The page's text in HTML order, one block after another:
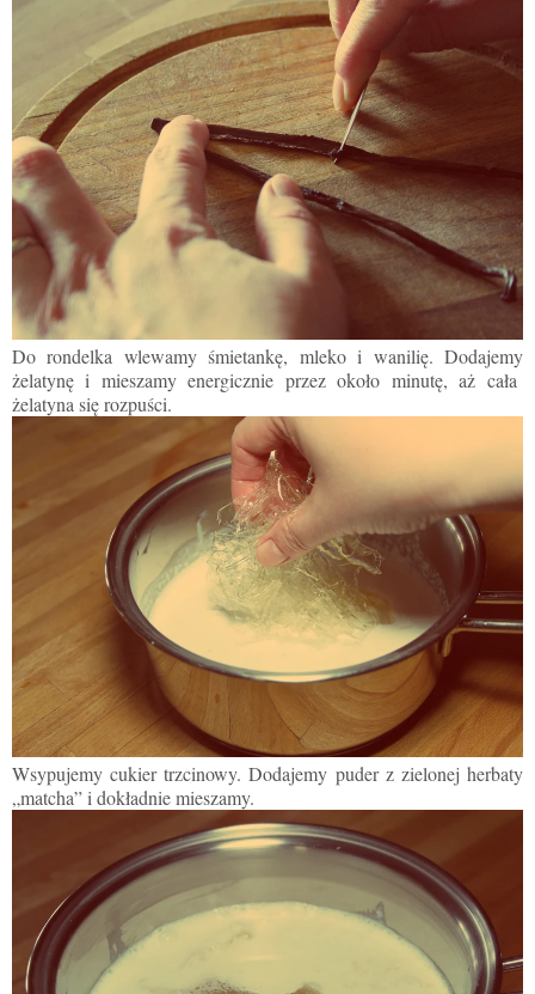
Do rondelka wlewamy śmietankę, mlekoi wanilię. Dodajemy
żelatynę i mieszamy energicznie przez około minutę, aż cała
żelatyna się rozpuści.
Wsypujemy cukier trzcinowy.Dodajemy puder z zielonej herbaty
„matcha” i dokładnie mieszamy.